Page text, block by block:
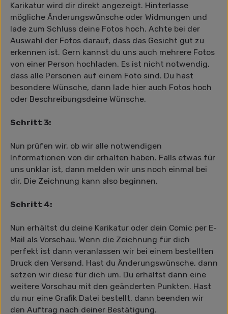
Karikatur wird dir direkt angezeigt. Hinterlasse
mögliche Änderungswünsche oder Widmungen und
lade zum Schluss deine Fotos hoch. Achte bei der
Auswahl der Fotos darauf, dass das Gesicht gut zu
erkennen ist. Gern kannst du uns auch mehrere Fotos
von einer Person hochladen. Es ist nicht notwendig,
dass alle Personen auf einem Foto sind. Du hast
besondere Wünsche, dann lade hier auch Fotos hoch
oder Beschreibungsdeine Wünsche.
Schritt 3:
Nun prüfen wir, ob wir alle notwendigen
Informationen von dir erhalten haben. Falls etwas für
uns unklar ist, dann melden wir uns noch einmal bei
dir. Die Zeichnung kann also beginnen.
Schritt 4:
Nun erhältst du deine Karikatur oder dein Comic per E-
Mail als Vorschau. Wenn die Zeichnung für dich
perfekt ist dann veranlassen wir bei einem bestellten
Druck den Versand. Hast du Änderungswünsche, dann
setzen wir diese für dich um. Du erhältst dann eine
weitere Vorschau mit den geänderten Punkten. Hast
du nur eine Grafik Datei bestellt, dann beenden wir
den Auftrag nach deiner Bestätigung.